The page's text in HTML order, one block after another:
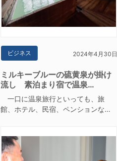
ビジネス 2024年4月30日
ミルキーブルーの硫黄泉が掛け
流し 素泊まり宿で温泉…
一口に温泉旅行といっても、旅
館、ホテル、民宿、ペンションな…